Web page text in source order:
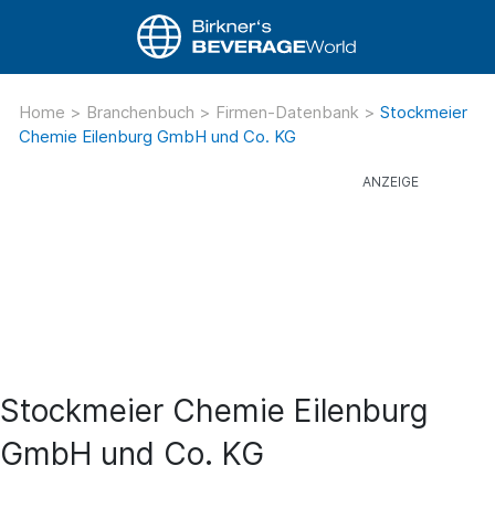
Home > Branchenbuch > Firmen-Datenbank > Stockmeier
Chemie Eilenburg GmbH und Co. KG
Stockmeier Chemie Eilenburg
GmbH und Co. KG